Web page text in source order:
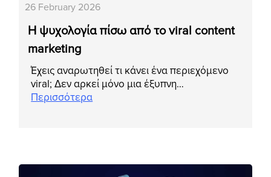
26 February 2026
Η ψυχολογία πίσω από το viral content
marketing
Έχεις αναρωτηθεί τι κάνει ένα περιεχόμενο
viral; Δεν αρκεί μόνο μια έξυπνη…
Περισσότερα